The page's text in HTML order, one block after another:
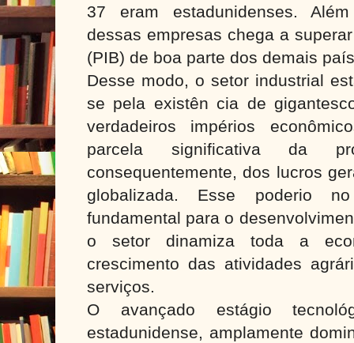
37 eram estadunidenses.
dessas empresas chega a
(PIB) de boa parte dos demais
Desse modo, o setor industrial
se pela existên cia de
verdadeiros impérios
parcela significativa da
consequentemente, dos lucros
globalizada. Esse poderio
fundamental para o
o setor dinamiza toda a
crescimento das atividades
serviços.
O avançado estágio
estadunidense, amplamente